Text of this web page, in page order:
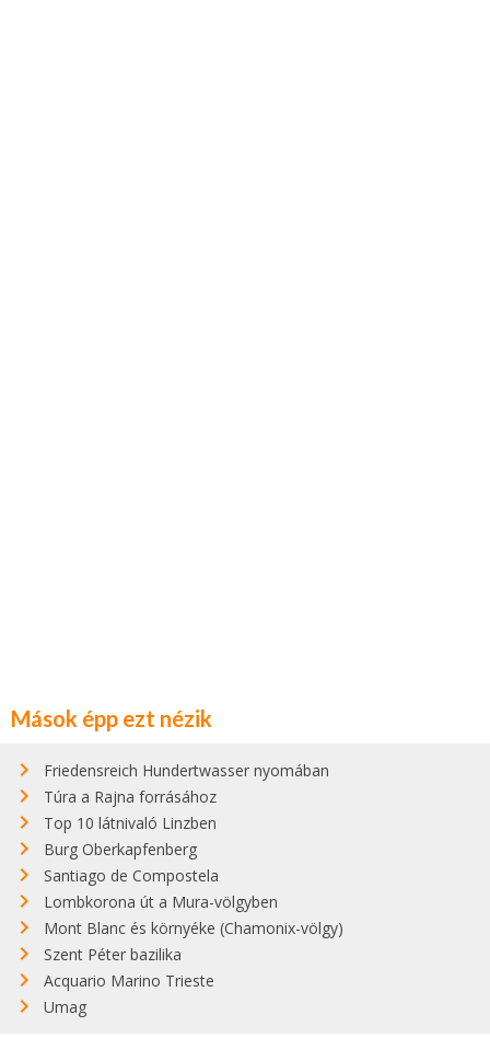
Mások épp ezt nézik
Friedensreich Hundertwasser nyomában
Túra a Rajna forrásához
Top 10 látnivaló Linzben
Burg Oberkapfenberg
Santiago de Compostela
Lombkorona út a Mura-völgyben
Mont Blanc és környéke (Chamonix-völgy)
Szent Péter bazilika
Acquario Marino Trieste
Umag